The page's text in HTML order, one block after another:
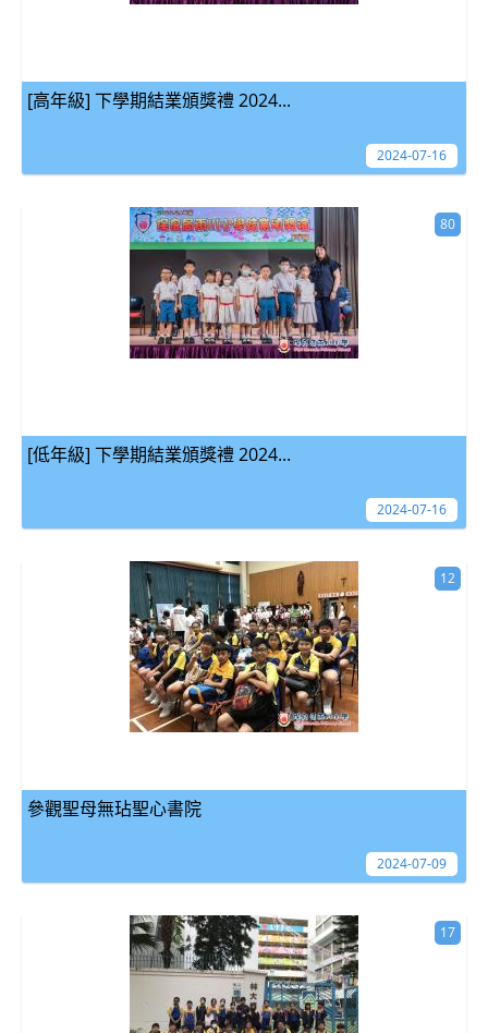
[高年級] 下學期結業頒獎禮 2024...
2024-07-16
[低年級] 下學期結業頒獎禮 2024...
80
2024-07-16
參觀聖母無玷聖心書院
12
2024-07-09
17